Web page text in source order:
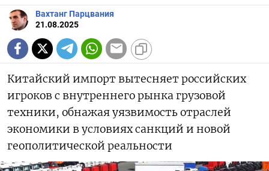
Вахтанг Парцвания
21.08.2025
Китайский импорт вытесняет российских
игроков с внутреннего рынка грузовой
техники, обнажая уязвимость отраслей
экономики в условиях санкций и новой
геополитической реальности